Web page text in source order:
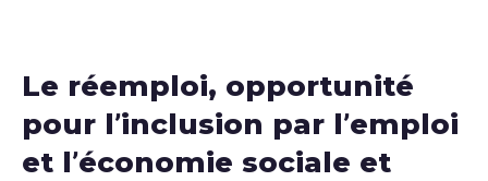
Le réemploi, opportunité
pour l’inclusion par l’emploi
et l’économie sociale et